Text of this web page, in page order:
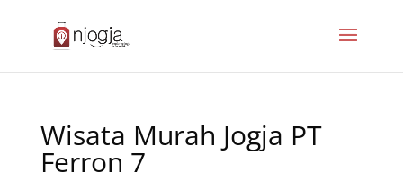
Wisata Murah Jogja PT
Ferron 7